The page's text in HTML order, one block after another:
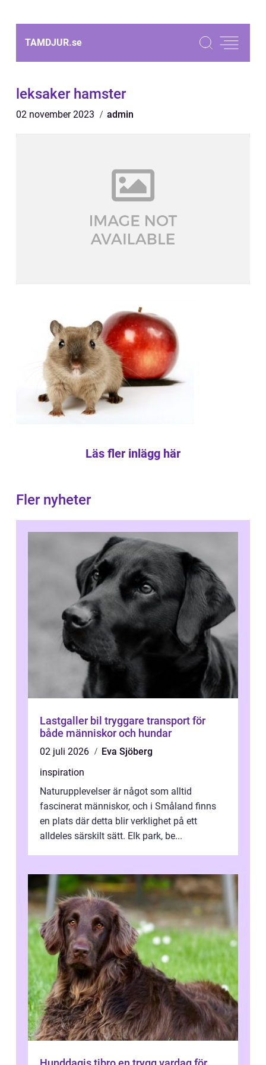
TAMDJUR.se
leksaker hamster
02 november 2023 admin
Läs fler inlägg här
Fler nyheter
Lastgaller bil tryggare transport för
både människor och hundar
02 juli 2026
Eva Sjöberg
inspiration
Naturupplevelser är något som alltid
fascinerat människor, och i Småland finns
en plats där detta blir verklighet på ett
alldeles särskilt sätt. Elk park, be...